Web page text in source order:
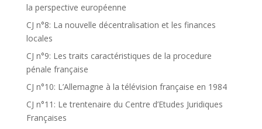
la perspective européenne
CJ n°8: La nouvelle décentralisation et les finances
locales
CJ n°9: Les traits caractéristiques de la procedure
pénale française
CJ n°10: L’Allemagne à la télévision française en 1984
CJ n°11: Le trentenaire du Centre d’Etudes Juridiques
Françaises